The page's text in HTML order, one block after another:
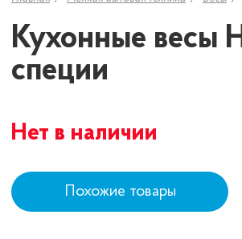
Кухонные весы
специи
Нет в наличии
Похожие товары